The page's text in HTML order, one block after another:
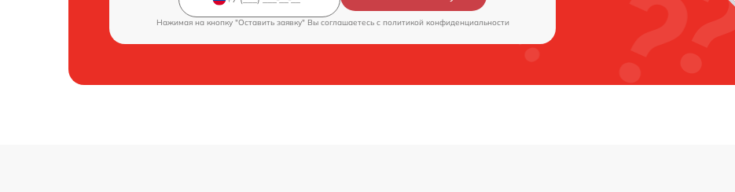
Нажимая на кнопку "Оставить заявку" Вы соглашаетесь c политикой конфиденциальности